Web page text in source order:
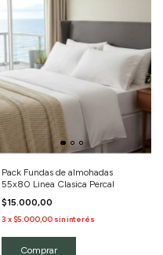
Pack Fundas de almohadas
55x80 Linea Clasica Percal
$15.000,00
3 x$5.000,00 sin interés
Comprar